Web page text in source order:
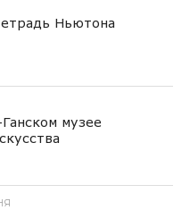
Ньютона
музее